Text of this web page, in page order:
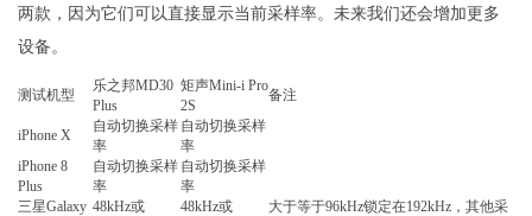
两款，因为它们可以直接显示当前采样率。未来我们还会增加更多
设备。
测试机型
乐之邦MD30
Plus
矩声Mini-i Pro
2S
备注
iPhone X
自动切换采样
率
自动切换采样
率
iPhone 8
Plus
自动切换采样
率
自动切换采样
率
三星Galaxy 48kHz或
48kHz或
大于等于96kHz锁定在192kHz，其他采